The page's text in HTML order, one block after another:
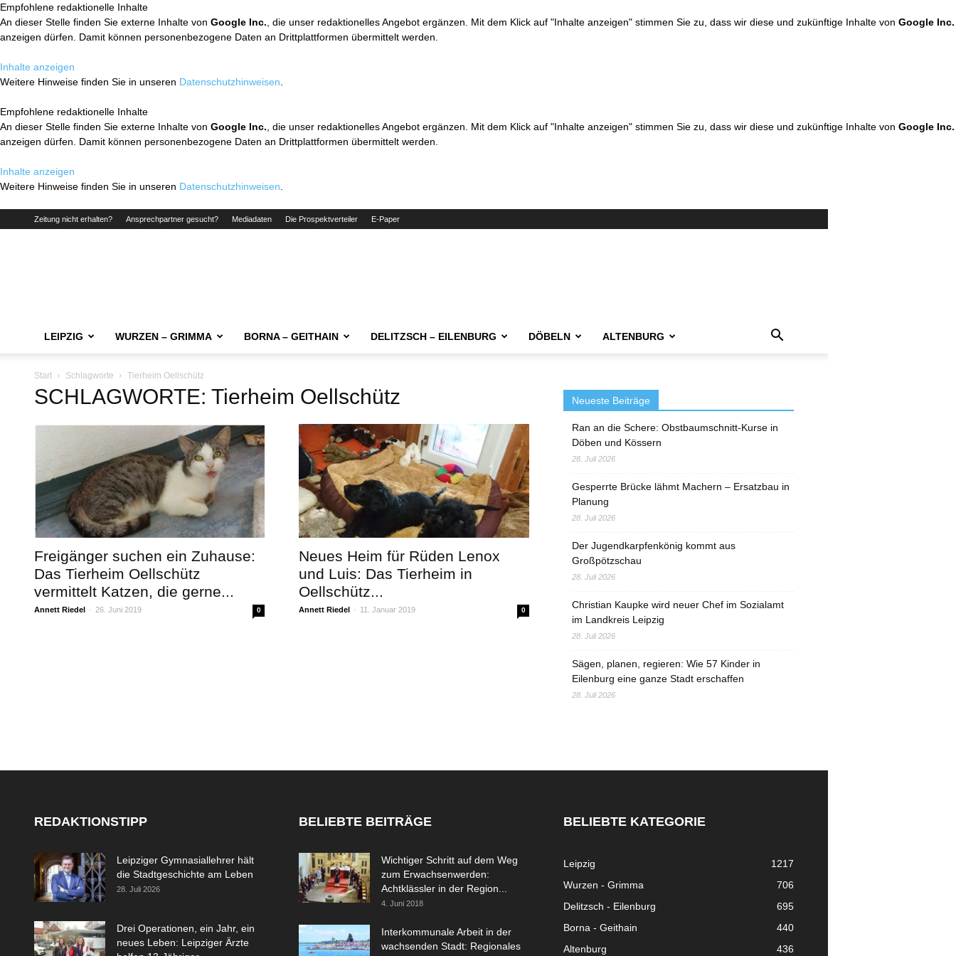
Empfohlene redaktionelle Inhalte
An dieser Stelle finden Sie externe Inhalte von Google Inc. , die unser redaktionelles Angebot ergänzen. Mit dem Klick auf "Inhalte anzeigen" stimmen Sie zu, dass wir diese und zukünftige Inhalte von Google Inc.
anzeigen dürfen. Damit können personenbezogene Daten an Drittplattformen übermittelt werden.
Inhalte anzeigen
Weitere Hinweise finden Sie in unseren Datenschutzhinweisen
Empfohlene redaktionelle Inhalte
An dieser Stelle finden Sie externe Inhalte von Google Inc. , die unser redaktionelles Angebot ergänzen. Mit dem Klick auf "Inhalte anzeigen" stimmen Sie zu, dass wir diese und zukünftige Inhalte von Google Inc.
anzeigen dürfen. Damit können personenbezogene Daten an Drittplattformen übermittelt werden.
Inhalte anzeigen
Weitere Hinweise finden Sie in unseren Datenschutzhinweisen
Zeitung nicht erhalten? Ansprechpartner gesucht? Mediadaten Die Prospektverteiler E-Paper
LEIPZIG WURZEN – GRIMMA BORNA – GEITHAIN DELITZSCH – EILENBURG DÖBELN ALTENBURG
Start Schlagworte Tierheim Oellschütz
SCHLAGWORTE: Tierheim Oellschütz
Freigänger suchen ein Zuhause:
Das Tierheim Oellschütz
vermittelt Katzen, die gerne...
Annett Riedel - 26. Juni 2019 0
Neues Heim für Rüden Lenox
und Luis: Das Tierheim in
Oellschütz...
Annett Riedel - 11. Januar 2019 0
Neueste Beiträge
Ran an die Schere: Obstbaumschnitt-Kurse in
Döben und Kössern
28. Juli 2026
Gesperrte Brücke lähmt Machern – Ersatzbau in
Planung
28. Juli 2026
Der Jugendkarpfenkönig kommt aus
Großpötzschau
28. Juli 2026
Christian Kaupke wird neuer Chef im Sozialamt
im Landkreis Leipzig
28. Juli 2026
Sägen, planen, regieren: Wie 57 Kinder in
Eilenburg eine ganze Stadt erschaffen
28. Juli 2026
REDAKTIONSTIPP
Leipziger Gymnasiallehrer hält
die Stadtgeschichte am Leben
28. Juli 2026
Drei Operationen, ein Jahr, ein
neues Leben: Leipziger Ärzte
BELIEBTE BEITRÄGE
Wichtiger Schritt auf dem Weg
zum Erwachsenwerden:
Achtklässler in der Region...
4. Juni 2018
Interkommunale Arbeit in der
wachsenden Stadt: Regionales
BELIEBTE KATEGORIE
Leipzig
1217
Wurzen - Grimma
706
Delitzsch - Eilenburg
695
Borna - Geithain
440
Altenburg
436